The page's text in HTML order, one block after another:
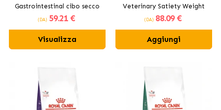
Gastrointestinal cibo secco
per gatti adulti
(DA) 59.21 €
Visualizza
Veterinary Satiety Weight
Management cibo secco per
cani di taglia piccola
(DA) 88.09 €
Aggiungi